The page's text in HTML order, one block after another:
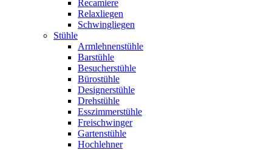
Recamiere
Relaxliegen
Schwingliegen
Stühle
Armlehnenstühle
Barstühle
Besucherstühle
Bürostühle
Designerstühle
Drehstühle
Esszimmerstühle
Freischwinger
Gartenstühle
Hochlehner